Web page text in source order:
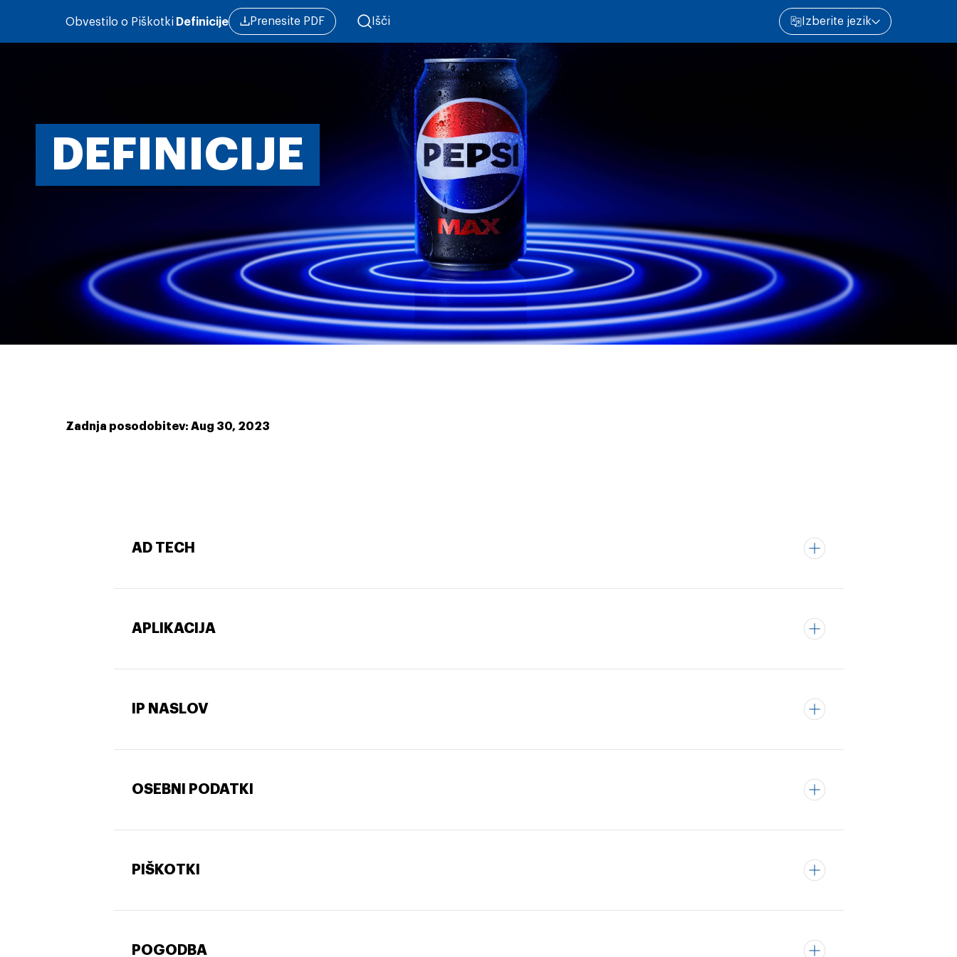
Obvestilo o Piškotki Definicije Prenesite PDF Išči Izberite jezik
DEFINICIJE
Zadnja posodobitev: Aug 30, 2023
AD TECH
APLIKACIJA
IP NASLOV
OSEBNI PODATKI
PIŠKOTKI
POGODBA